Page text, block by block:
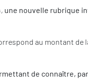
une nouvelle rubrique
au montant de
de connaître,